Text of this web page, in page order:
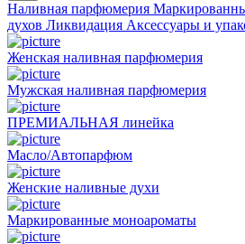
Наливная парфюмерия
духов Ликвидация Аксессуары и
Женская наливная парфюмерия
Мужская наливная парфюмерия
ПРЕМИАЛЬНАЯ линейка
Масло/Автопарфюм
Женские наливные духи
Маркированные моноароматы